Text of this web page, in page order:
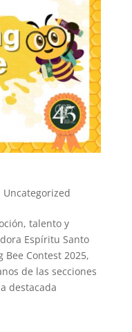
Uncategorized
talento y
Espíritu Santo
Contest 2025,
de las secciones
destacada